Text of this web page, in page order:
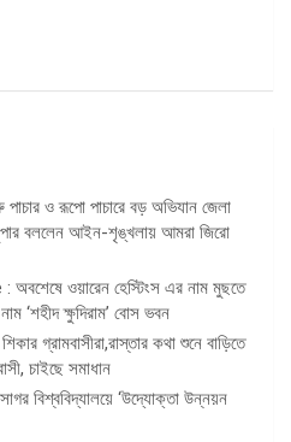
ও রূপো পাচারে বড় অভিযান জেলা
বললেন আইন-শৃঙ্খলায় আমরা জিরো
ওয়ারেন হেস্টিংস এর নাম মুছতে
‘শহীদ ক্ষুদিরাম’ বোস ভবন
গ্রামবাসীরা,রাস্তার কথা শুনে বাড়িতে
চাইছে সমাধান
বিশ্ববিদ্যালয়ে ‘উদ্যোক্তা উন্নয়ন